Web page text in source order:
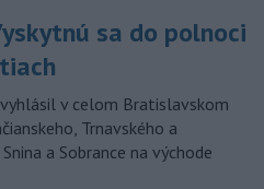
sa do polnoci
v celom Bratislavskom
Trnavského a
a Sobrance na východe